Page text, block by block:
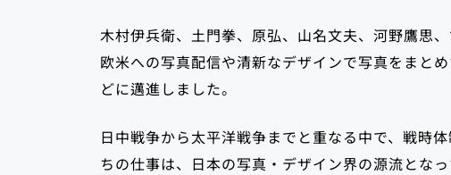
木村伊兵衛、土門拳、原弘、山名文夫、河野鷹思
欧米への写真配信や清新なデザインで写真をまと
どに邁進しました。
日中戦争から太平洋戦争までと重なる中で、戦時
ちの仕事は、日本の写真・デザイン界の源流となっ